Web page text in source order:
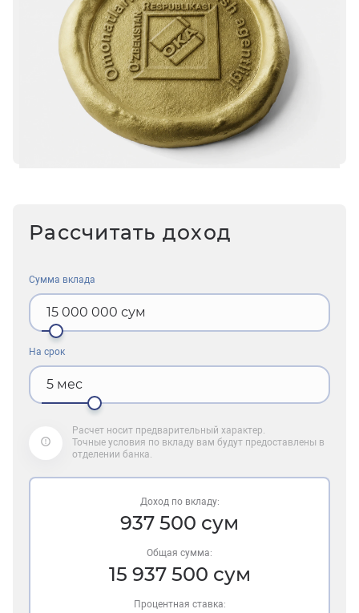
Рассчитать доход
Сумма вклада
15 000 000 сум
На срок
5 мес
Расчет носит предварительный характер.
Точные условия по вкладу вам будут предоставлены в
отделении банка.
Доход по вкладу:
937 500 сум
Общая сумма:
15 937 500 сум
Процентная ставка: